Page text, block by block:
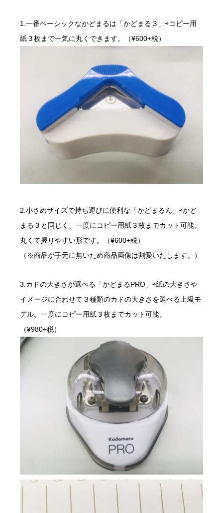
1.一番ベーシックなかどまるは「かどまる３」⇨コピー用
紙３枚まで一気に丸くできます。（¥600+税）
2.小さめサイズで持ち運びに便利な「かどまるん」⇨かど
まる３と同じく、一度にコピー用紙３枚までカット可能。
丸くて握りやすい形です。（¥600+税）
（※商品が手元に無いため商品画像は割愛いたします。）
3.カドの大きさが選べる「かどまるPRO」⇨紙の大きさや
イメージに合わせて３種類のカドの大きさを選べる上級モ
デル。一度にコピー用紙３枚までカット可能。
（¥980+税）